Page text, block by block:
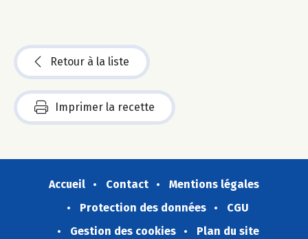
Retour à la liste
Imprimer la recette
Accueil Contact
Mentions légales
Protection des données
CGU
Gestion des cookies
Plan du site